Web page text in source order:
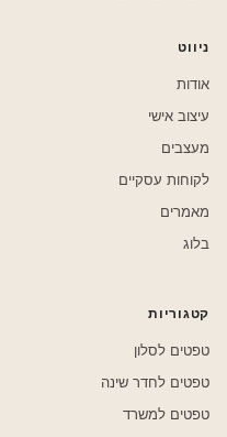
ניווט
אודות
עיצוב אישי
מעצבים
לקוחות עסקיים
מאמרים
בלוג
קטגוריות
טפטים לסלון
טפטים לחדר שינה
טפטים למשרד